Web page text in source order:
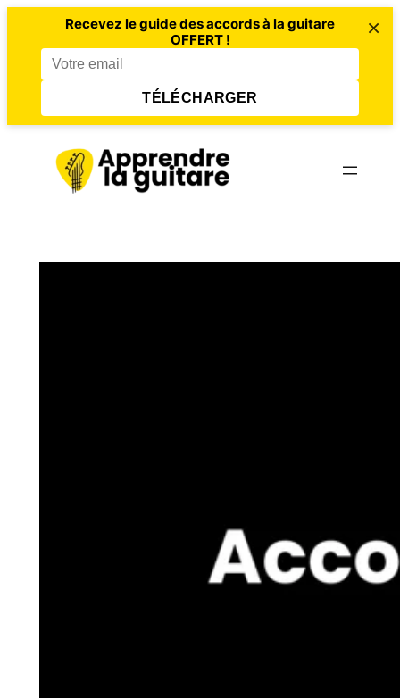
Recevez le guide des accords à la guitare
OFFERT !
TÉLÉCHARGER
×
contenu